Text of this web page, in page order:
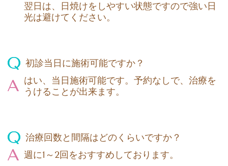
翌日は、日焼けをしやすい状態ですので強い日
光は避けてください。
初診当日に施術可能ですか？
はい、当日施術可能です。予約なしで、治療を
うけることが出来ます。
治療回数と間隔はどのくらいですか？
週に1～2回をおすすめしております。